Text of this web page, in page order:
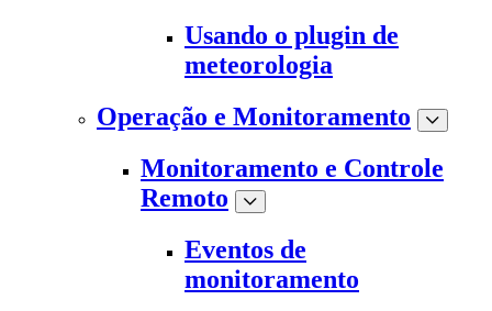
Usando o plugin de
meteorologia
Operação e Monitoramento
Monitoramento e Controle
Remoto
Eventos de
monitoramento